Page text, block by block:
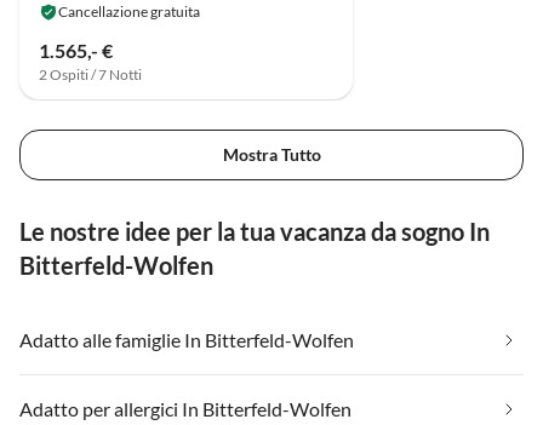
Cancellazione gratuita
1.565,- €
2 Ospiti / 7 Notti
Mostra Tutto
Le nostre idee per la tua vacanza da sogno In
Bitterfeld-Wolfen
Adatto alle famiglie In Bitterfeld-Wolfen
Adatto per allergici In Bitterfeld-Wolfen